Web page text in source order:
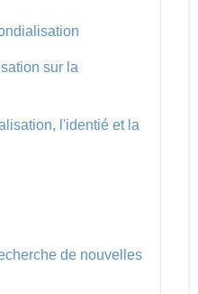
sur la
l'identié et la
de nouvelles